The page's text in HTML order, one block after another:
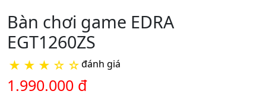
Bàn chơi game EDRA
EGT1260ZS
★ ★ ★ ☆ ☆đánh giá
1.990.000 đ